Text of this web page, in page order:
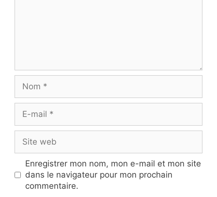
mail
web
Enregistrer mon nom, mon e-mail et mon site
dans le navigateur pour mon prochain
commentaire.